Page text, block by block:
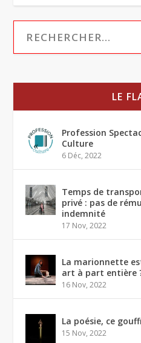
LE
Profession
Culture
6 Déc, 2022
Temps de
privé : pas de
indemnité
17 Nov, 2022
La marionnette
art à part entière
16 Nov, 2022
La poésie, ce
15 Nov, 2022